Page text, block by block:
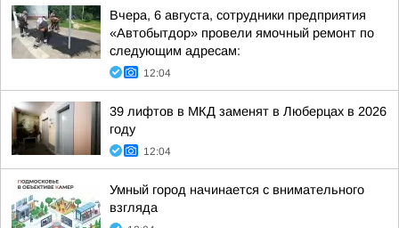
Вчера, 6 августа, сотрудники предприятия
«Автобытдор» провели ямочный ремонт по
следующим адресам:
12:04
39 лифтов в МКД заменят в Люберцах в 2026
году
12:04
Умный город начинается с внимательного
взгляда